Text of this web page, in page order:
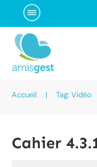
Accueil | Tag: Vidéo
Cahier